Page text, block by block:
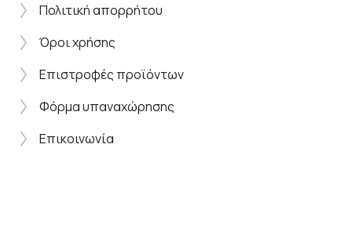
Πολιτική απορρήτου
Όροι χρήσης
Επιστροφές προϊόντων
Φόρμα υπαναχώρησης
Επικοινωνία